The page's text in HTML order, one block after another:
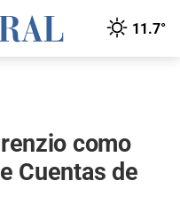
11.7°
como
Cuentas de